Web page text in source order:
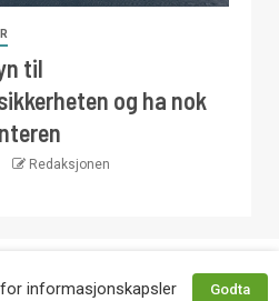
til
og ha nok
Redaksjonen
86 82.
informasjonskapsler Godta